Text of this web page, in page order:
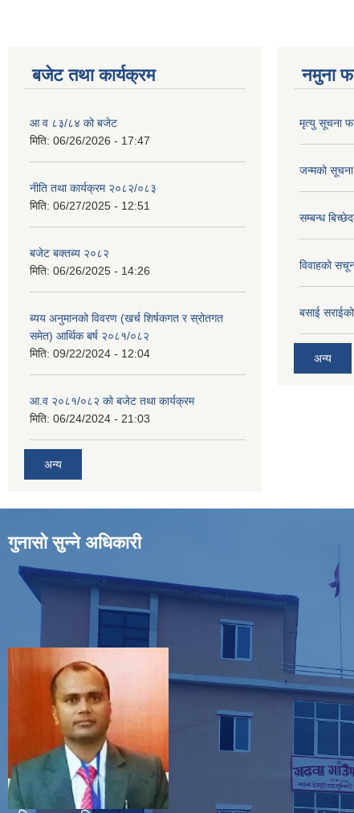
बजेट तथा कार्यक्रम
आ व ८३/८४ को बजेट
मिति: 06/26/2026 - 17:47
नीति तथा कार्यक्रम २०८२/०८३
मिति: 06/27/2025 - 12:51
बजेट बक्तब्य २०८२
मिति: 06/26/2025 - 14:26
ब्यय अनुमानको विवरण (खर्च शिर्षकगत र स्रोतगत
समेत) आर्थिक बर्ष २०८१/०८२
मिति: 09/22/2024 - 12:04
आ.व २०८१/०८२ को बजेट तथा कार्यक्रम
मिति: 06/24/2024 - 21:03
अन्य
नमुना
मृत्यु सूचना
जन्मको सूचना
सम्बन्ध
विवाहको
बसाई
अन्य
गुनासो सुन्ने अधिकारी